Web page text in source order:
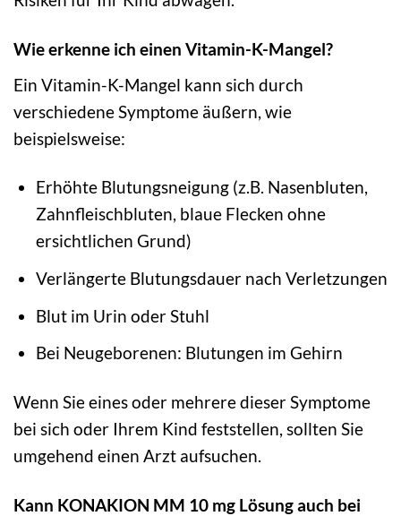
Wie erkenne ich einen Vitamin-K-Mangel?
Ein Vitamin-K-Mangel kann sich durch
verschiedene Symptome äußern, wie
beispielsweise:
Erhöhte Blutungsneigung (z.B. Nasenbluten,
Zahnfleischbluten, blaue Flecken ohne
ersichtlichen Grund)
Verlängerte Blutungsdauer nach Verletzungen
Blut im Urin oder Stuhl
Bei Neugeborenen: Blutungen im Gehirn
Wenn Sie eines oder mehrere dieser Symptome
bei sich oder Ihrem Kind feststellen, sollten Sie
umgehend einen Arzt aufsuchen.
Kann KONAKION MM 10 mg Lösung auch bei